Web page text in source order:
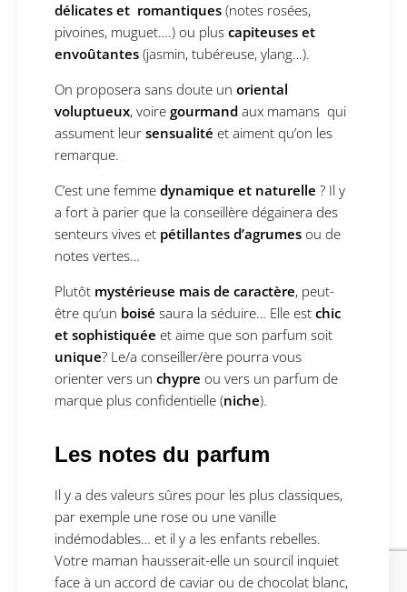
délicates et romantiques (notes rosées,
pivoines, muguet….) ou plus capiteuses et
envoûtantes (jasmin, tubéreuse, ylang…).
On proposera sans doute un oriental
voluptueux, voire gourmand aux mamans qui
assument leur sensualité et aiment qu’on les
remarque.
C’est une femme dynamique et naturelle ? Il y
a fort à parier que la conseillère dégainera des
senteurs vives et pétillantes d’agrumes ou de
notes vertes…
Plutôt mystérieuse mais de caractère, peut-
être qu’un boisé saura la séduire… Elle est chic
et sophistiquée et aime que son parfum soit
unique? Le/a conseiller/ère pourra vous
orienter vers un chypre ou vers un parfum de
marque plus confidentielle (niche).
Les notes du parfum
Il y a des valeurs sûres pour les plus classiques,
par exemple une rose ou une vanille
indémodables… et il y a les enfants rebelles.
Votre maman hausserait-elle un sourcil inquiet
face à un accord de caviar ou de chocolat blanc,